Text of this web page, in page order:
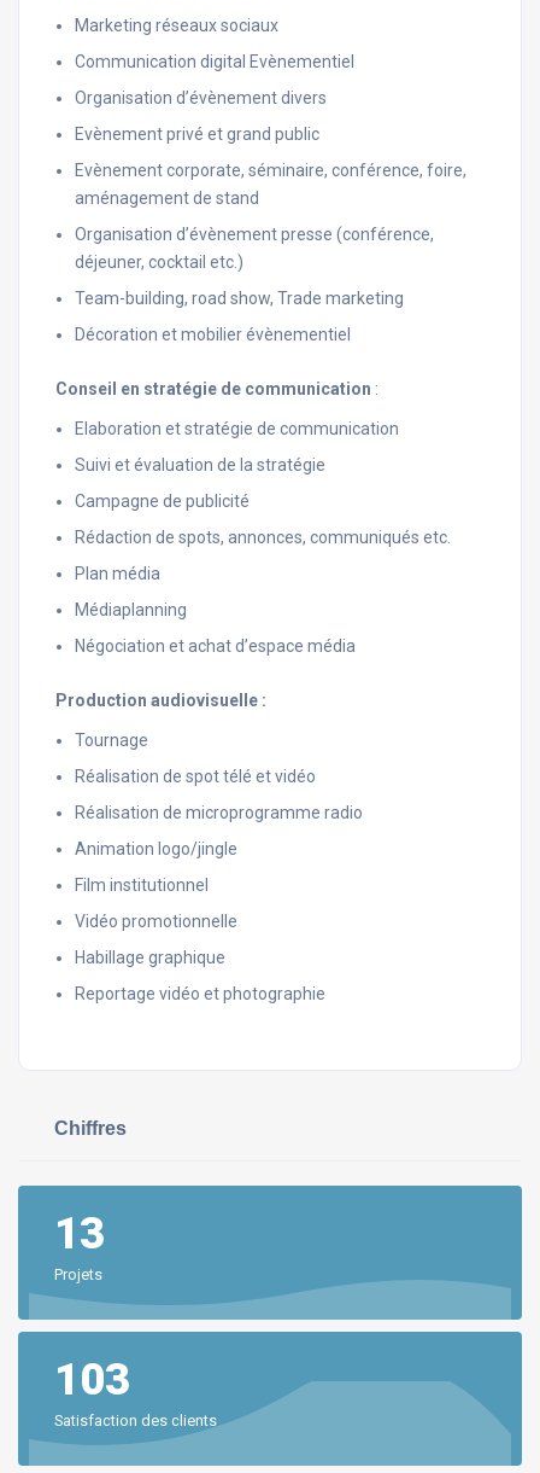
Marketing réseaux sociaux
Communication digital Evènementiel
Organisation d’évènement divers
Evènement privé et grand public
Evènement corporate, séminaire, conférence, foire,
aménagement de stand
Organisation d’évènement presse (conférence,
déjeuner, cocktail etc.)
Team-building, road show, Trade marketing
Décoration et mobilier évènementiel
Conseil en stratégie de communication :
Elaboration et stratégie de communication
Suivi et évaluation de la stratégie
Campagne de publicité
Rédaction de spots, annonces, communiqués etc.
Plan média
Médiaplanning
Négociation et achat d’espace média
Production audiovisuelle :
Tournage
Réalisation de spot télé et vidéo
Réalisation de microprogramme radio
Animation logo/jingle
Film institutionnel
Vidéo promotionnelle
Habillage graphique
Reportage vidéo et photographie
Chiffres
13
Projets
103
Satisfaction des clients